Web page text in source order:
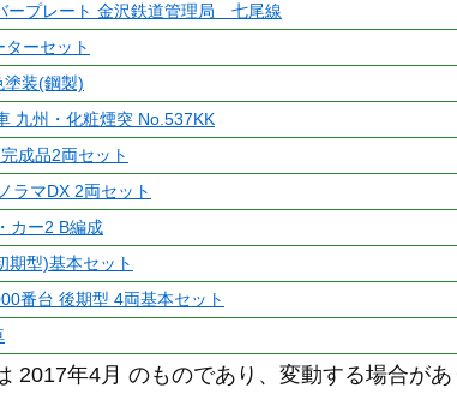
プレート 金沢鉄道管理局 七尾線
ーセット
装(鋼製)
九州・化粧煙突 No.537KK
成品2両セット
ラマDX 2両セット
カー2 B編成
期型)基本セット
番台 後期型 4両基本セット
2017年4月 のものであり、変動する場合があ